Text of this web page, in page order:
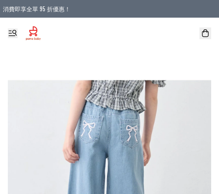
消費即享全單 95 折優惠！
購物滿 HKD 900.00即享免運費優惠！（適用於 本地送貨、本地取貨 )